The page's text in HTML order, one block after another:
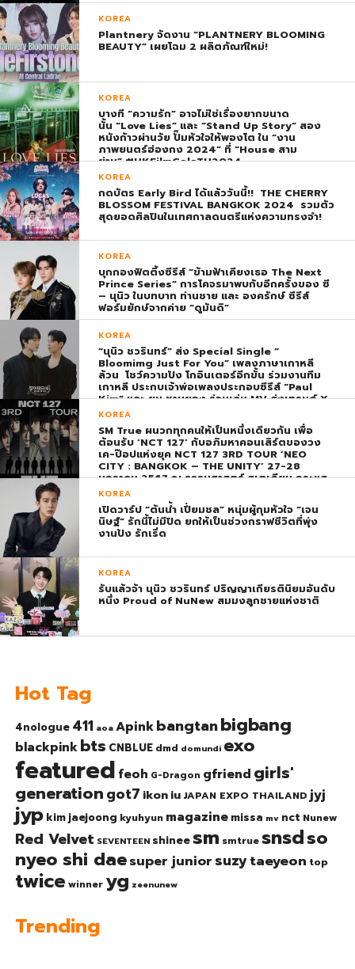
KOREA
Plantnery จัดงาน “PLANTNERY BLOOMING
BEAUTY” เผยโฉม 2 ผลิตภัณฑ์ใหม่!
KOREA
บางที “ความรัก” อาจไม่ใช่เรื่องยากขนาด
นั้น “Love Lies” และ “Stand Up Story” สอง
หนังก้าวผ่านวัย ปั๊มหัวใจให้พองโต ใน “งาน
ภาพยนตร์ฮ่องกง 2024” ที่ “House สาม
ย่าน” #HKFilmGalaTH2024
KOREA
กดบัตร Early Bird ได้แล้ววันนี้!! THE CHERRY
BLOSSOM FESTIVAL BANGKOK 2024 รวมตัว
สุดยอดศิลปินในเทศกาลดนตรีแห่งความทรงจำ!
KOREA
บุกกองฟิตติ้งซีรีส์ “ข้ามฟ้าเคียงเธอ The Next
Prince Series” การโคจรมาพบกับอีกครั้งของ ซี
– นุนิว ในบทบาท ท่านชาย และ องครักษ์ ซีรีส์
ฟอร์มยักษ์จากค่าย “ดูมันดิ”
KOREA
“นุนิว ชวรินทร์” ส่ง Special Single “
Bloomimg Just For You” เพลงภาษาเกาหลี
ล้วน โชว์ความปัง โกอินเตอร์อีกขั้น ร่วมงานทีม
เกาหลี ประกบเจ้าพ่อเพลงประกอบซีรีส์ “Paul
Kim” และ ยุน ชานยอง ร่วมเล่น MV ส่งเทรนด์ X
พุ่ง ติดอันดับ 1 โลก
KOREA
SM True ผนวกทุกคนให้เป็นหนึ่งเดียวกัน เพื่อ
ต้อนรับ ‘NCT 127’ กับอภิมหาคอนเสิร์ตของวง
เค-ป๊อปแห่งยุค NCT 127 3RD TOUR ‘NEO
CITY : BANGKOK – THE UNITY’ 27-28
มกราคม 2567 ณ ธรรมศาสตร์ สเตเดียม กระแส
ตอบรับยิ่งใหญ่สมการรอคอย บัตร SOLD OUT
ทุกที่นั่งทันทีที่เปิดจำหน่าย !
KOREA
เปิดวาร์ป “ต้นน้ำ เปี่ยมชล” หนุ่มผู้กุมหัวใจ “เจน
นิษฐ์” รักนี้ไม่มีปิด ยกให้เป็นช่วงกราฟชีวิตที่พุ่ง
งานปัง รักเริ่ด
KOREA
รับแล้วจ้า นุนิว ชวรินทร์ ปริญญาเกียรตินิยมอันดับ
หนึ่ง Proud of NuNew สมมงลูกชายแห่งชาติ
Hot Tag
4nologue 411 aoa Apinkbangtanbigbang
blackpinkbts CNBLUE dmd domundi exo
featured feoh G-Dragon gfriend girls'
generationgot7 ikoniu JAPAN EXPO THAILAND jyj
jyp kim jaejoong kyuhyun magazine missa mv nct Nunew
Red Velvet SEVENTEEN shinee sm smtrue snsdso
nyeo shi daesuper junior suzytaeyeon top
twice winner yg zeenunew
Trending